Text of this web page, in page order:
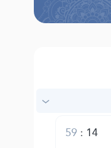
14
:
59